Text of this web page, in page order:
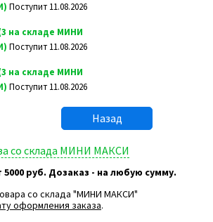
Поступит 11.08.2026
на складе МИНИ
Поступит 11.08.2026
на складе МИНИ
Поступит 11.08.2026
Назад
со склада МИНИ МАКСИ
5000 руб. Дозаказ - на любую сумму.
со склада "МИНИ МАКСИ"
оформления заказа.